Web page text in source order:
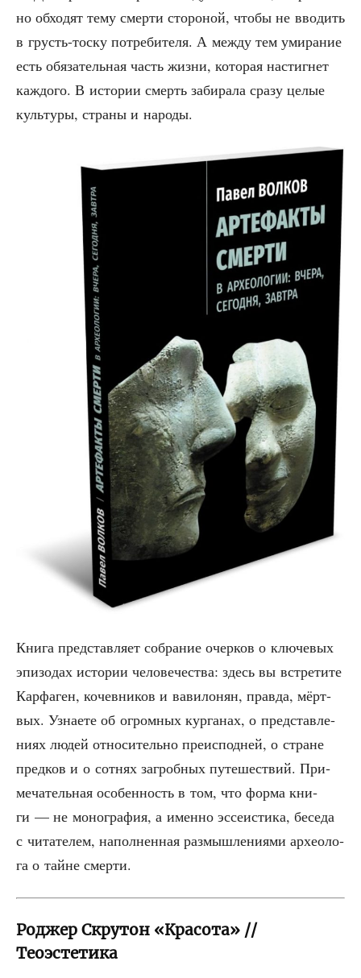
но обхо­дят тему смер­ти сто­ро­ной, что­бы не вво­дить
в грусть-тос­ку потре­би­те­ля. А меж­ду тем уми­ра­ние
есть обя­за­тель­ная часть жиз­ни, кото­рая настиг­нет
каж­до­го. В исто­рии смерть заби­ра­ла сра­зу целые
куль­ту­ры, стра­ны и народы.
Кни­га пред­став­ля­ет собра­ние очер­ков о клю­че­вых
эпи­зо­дах исто­рии чело­ве­че­ства: здесь вы встре­ти­те
Кар­фа­ген, кочев­ни­ков и вави­ло­нян, прав­да, мёрт­
вых. Узна­е­те об огром­ных кур­га­нах, о пред­став­ле­
ни­ях людей отно­си­тель­но пре­ис­под­ней, о стране
пред­ков и о сот­нях загроб­ных путе­ше­ствий. При­
ме­ча­тель­ная осо­бен­ность в том, что фор­ма кни­
ги — не моно­гра­фия, а имен­но эссе­и­сти­ка, бесе­да
с чита­те­лем, напол­нен­ная раз­мыш­ле­ни­я­ми архео­ло­
га о тайне смерти.
Роджер Скрутон «Красота» //
Теоэстетика